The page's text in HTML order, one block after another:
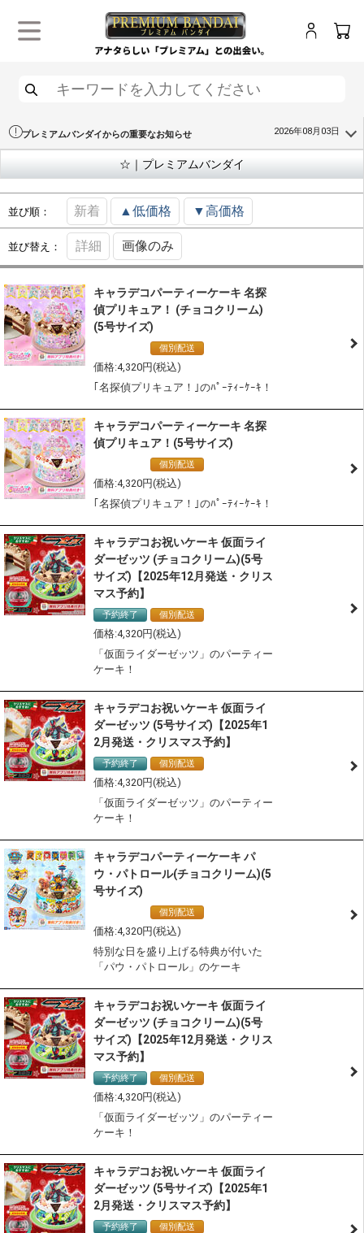
プレミアムバンダイからの重要なお知らせ 2026年08月03日
☆｜プレミアムバンダイ
並び順： 新着 ▲低価格 ▼高価格
並び替え： 詳細 画像のみ
キャラデコパーティーケーキ 名探
偵プリキュア！ (チョコクリーム)
(5号サイズ)
個別配送
4,320
｢名探偵プリキュア！｣のﾊﾟｰﾃｨｰｹｰｷ！
キャラデコパーティーケーキ 名探
偵プリキュア！(5号サイズ)
個別配送
4,320
｢名探偵プリキュア！｣のﾊﾟｰﾃｨｰｹｰｷ！
キャラデコお祝いケーキ 仮面ライ
ダーゼッツ (チョコクリーム)(5号
サイズ)【2025年12月発送・クリス
マス予約】
予約終了 個別配送
4,320
「仮面ライダーゼッツ」のパーティー
ケーキ！
キャラデコお祝いケーキ 仮面ライ
ダーゼッツ (5号サイズ)【2025年1
2月発送・クリスマス予約】
予約終了 個別配送
4,320
「仮面ライダーゼッツ」のパーティー
ケーキ！
キャラデコパーティーケーキ パ
ウ・パトロール(チョコクリーム)(5
号サイズ)
個別配送
4,320
特別な日を盛り上げる特典が付いた
「パウ・パトロール」のケーキ
キャラデコお祝いケーキ 仮面ライ
ダーゼッツ (チョコクリーム)(5号
サイズ)【2025年12月発送・クリス
マス予約】
予約終了 個別配送
4,320
「仮面ライダーゼッツ」のパーティー
ケーキ！
キャラデコお祝いケーキ 仮面ライ
ダーゼッツ (5号サイズ)【2025年1
2月発送・クリスマス予約】
予約終了 個別配送